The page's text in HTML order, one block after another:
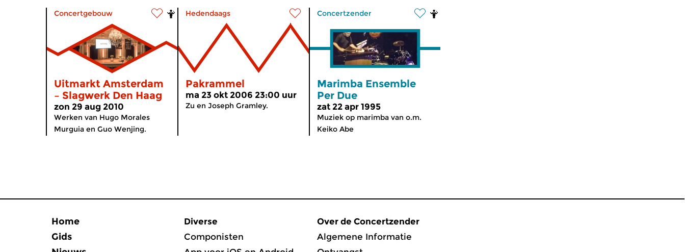
Concertgebouw
Uitmarkt Amsterdam
– Slagwerk Den Haag
zon 29 aug 2010
Werken van Hugo Morales
Murguia en Guo Wenjing.
Hedendaags
Pakrammel
ma 23 okt 2006 23:00 uur
Zu en Joseph Gramley.
Concertzender
Marimba Ensemble
Per Due
zat 22 apr 1995
Muziek op marimba van o.m.
Keiko Abe
Home
Gids
Diverse
Componisten
Over de Concertzender
Algemene Informatie